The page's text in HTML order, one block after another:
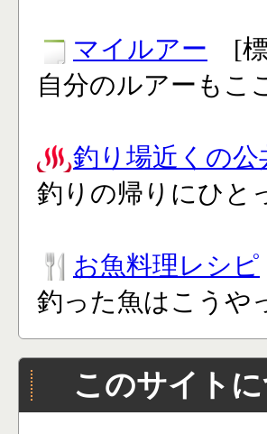
マイルアー [
自分のルアーもこ
釣り場近くの公
釣りの帰りにひと
お魚料理レシピ
釣った魚はこうや
このサイト